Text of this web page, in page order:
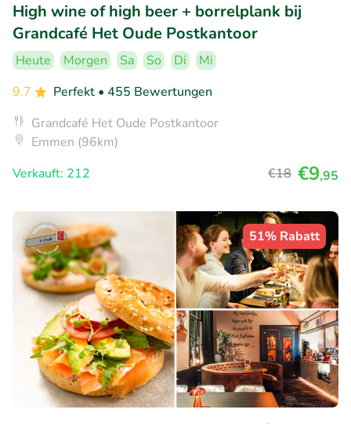
High wine of high beer + borrelplank bij
Grandcafé Het Oude Postkantoor
Heute Morgen Sa So Di
Mi
9.7
Perfekt • 455 Bewertungen
Grandcafé Het Oude Postkantoor
Emmen (96km)
Verkauft: 212
€18 €9,95
51% Rabatt